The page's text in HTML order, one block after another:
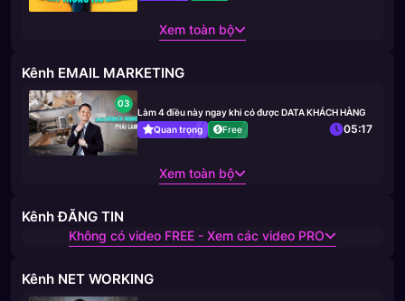
Xem toàn bộ
Kênh EMAIL MARKETING
03
Làm 4 điều này ngay khi có được DATA KHÁCH HÀNG
Quan trọng
Free 05:17
Xem toàn bộ
Kênh ĐĂNG TIN
Không có video FREE - Xem các video PRO
Kênh NET WORKING